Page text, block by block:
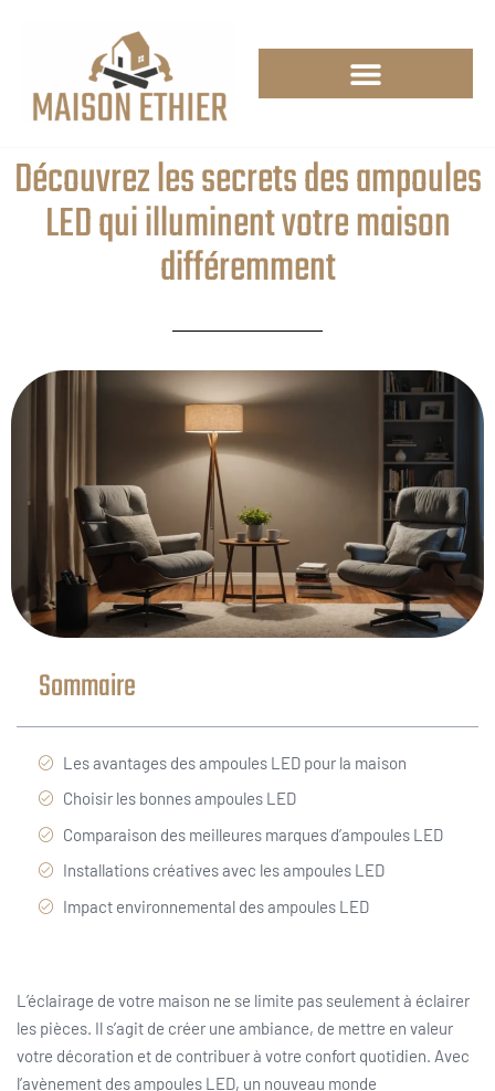
Découvrez les secrets des ampoules
LED qui illuminent votre maison
différemment
Sommaire
Les avantages des ampoules LED pour la maison
Choisir les bonnes ampoules LED
Comparaison des meilleures marques d’ampoules LED
Installations créatives avec les ampoules LED
Impact environnemental des ampoules LED
L’éclairage de votre maison ne se limite pas seulement à éclairer
les pièces. Il s’agit de créer une ambiance, de mettre en valeur
votre décoration et de contribuer à votre confort quotidien. Avec
l’avènement des ampoules LED, un nouveau monde